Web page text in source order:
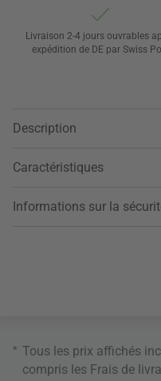
Livraison 2-4 jours ouvrables
expédition de DE par Swiss
Description
Caractéristiques
Informations sur la
* Tous les prix affichés
compris les Frais de